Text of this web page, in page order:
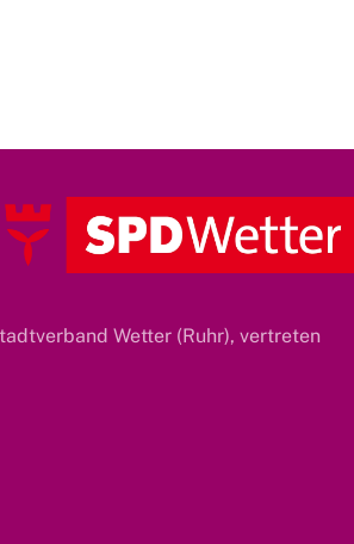
Wetter (Ruhr), vertreten